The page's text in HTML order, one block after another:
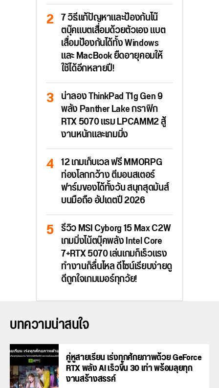
7 วิธีแก้ปัญหาและป้องกันโน๊
ตบุ๊คแบตเสื่อมด้วยตัวเอง แบต
เสื่อมป้องกันได้ทั้ง Windows
และ MacBook ยืดอายุคอมให้
ใช้ได้อีกหลายปี!
น่าลอง ThinkPad T1g Gen 9
พลัง Panther Lake กราฟิก
RTX 5070 แรม LPCAMM2 สู้
งานหนักและเกมมิ่ง
12 เกมเก็บเวล ฟรี MMORPG
ท่องโลกกว้าง ตีมอนสเตอร์
ฟาร์มของได้ทั้งวัน สนุกสุดมันส์
บนมือถือ อัปเดตปี 2026
รีวิว MSI Cyborg 15 Max C2W
เกมมิ่งโน้ตบุ๊คพลัง Intel Core
7+RTX 5070 เล่นเกมก็เร็วแรง
ทำงานก็ลื่นไหล ดีไซน์เรียบง่ายดู
ดีถูกใจเกมเมอร์ทุกวัย!
บทความน่าสนใจ
คู่หูสายเรียน เร่งทุกศักยภาพด้วย GeForce
RTX พลัง AI เร็วขึ้น 30 เท่า พร้อมลุยทุก
งานสร้างสรรค์